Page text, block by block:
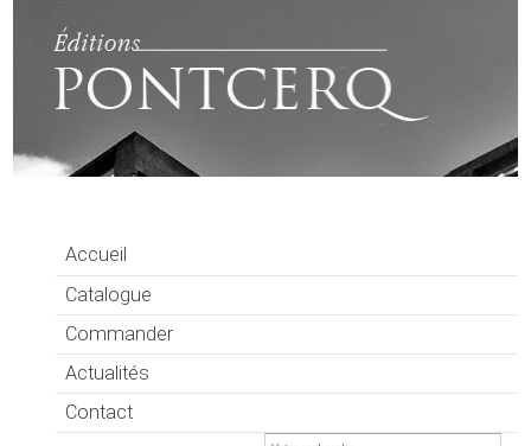
Accueil
Catalogue
Commander
Actualités
Contact